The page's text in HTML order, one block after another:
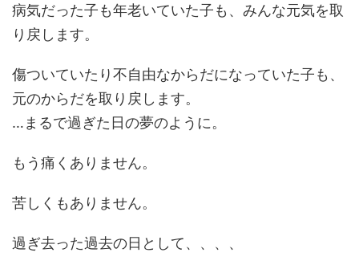
病気だった子も年老いていた子も、みんな元気を取
り戻します。
傷ついていたり不自由なからだになっていた子も、
元のからだを取り戻します。
…まるで過ぎた日の夢のように。
もう痛くありません。
苦しくもありません。
過ぎ去った過去の日として、、、、